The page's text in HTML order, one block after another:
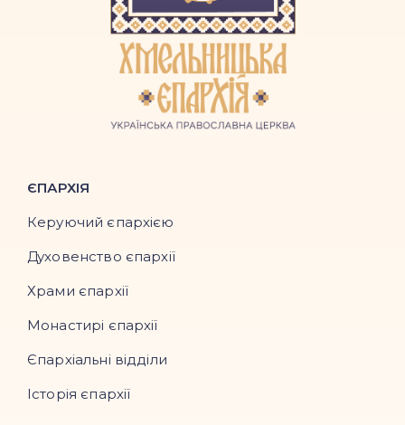
ЄПАРХІЯ
Керуючий єпархією
Духовенство єпархії
Храми єпархії
Монастирі єпархії
Єпархіальні відділи
Історія єпархії